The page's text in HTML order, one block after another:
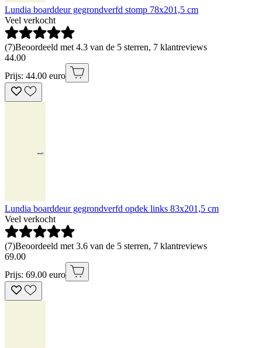
Lundia boarddeur gegrondverfd stomp 78x201,5 cm
Veel verkocht
(7)Beoordeeld met 4.3 van de 5 sterren, 7 klantreviews
44.00
Prijs: 44.00 euro
Lundia boarddeur gegrondverfd opdek links 83x201,5 cm
Veel verkocht
(7)Beoordeeld met 3.6 van de 5 sterren, 7 klantreviews
69.00
Prijs: 69.00 euro